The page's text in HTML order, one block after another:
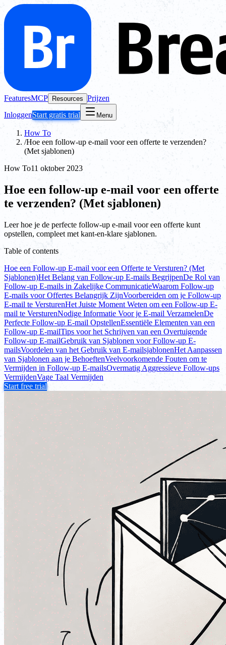
FeaturesMCP Resources Prijzen
InloggenStart gratis trial Menu
How To
/Hoe een follow-up e-mail voor een offerte te verzenden?
(Met sjablonen)
How To11 oktober 2023
Hoe een follow-up e-mail voor een offerte
te verzenden? (Met sjablonen)
Leer hoe je de perfecte follow-up e-mail voor een offerte kunt
opstellen, compleet met kant-en-klare sjablonen.
Table of contents
Hoe een Follow-up E-mail voor een Offerte te Versturen? (Met
Sjablonen)Het Belang van Follow-up E-mails BegrijpenDe Rol van
Follow-up E-mails in Zakelijke CommunicatieWaarom Follow-up
E-mails voor Offertes Belangrijk ZijnVoorbereiden om je Follow-up
E-mail te VersturenHet Juiste Moment Weten om een Follow-up E-
mail te VersturenNodige Informatie Voor je E-mail VerzamelenDe
Perfecte Follow-up E-mail OpstellenEssentiële Elementen van een
Follow-up E-mailTips voor het Schrijven van een Overtuigende
Follow-up E-mailGebruik van Sjablonen voor Follow-up E-
mailsVoordelen van het Gebruik van E-mailsjablonenHet Aanpassen
van Sjablonen aan je BehoeftenVeelvoorkomende Fouten om te
Vermijden in Follow-up E-mailsOvermatig Aggressieve Follow-ups
VermijdenVage Taal Vermijden
Start free trial